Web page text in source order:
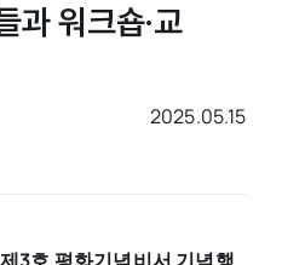
과 워크숍·교
2025.05.15